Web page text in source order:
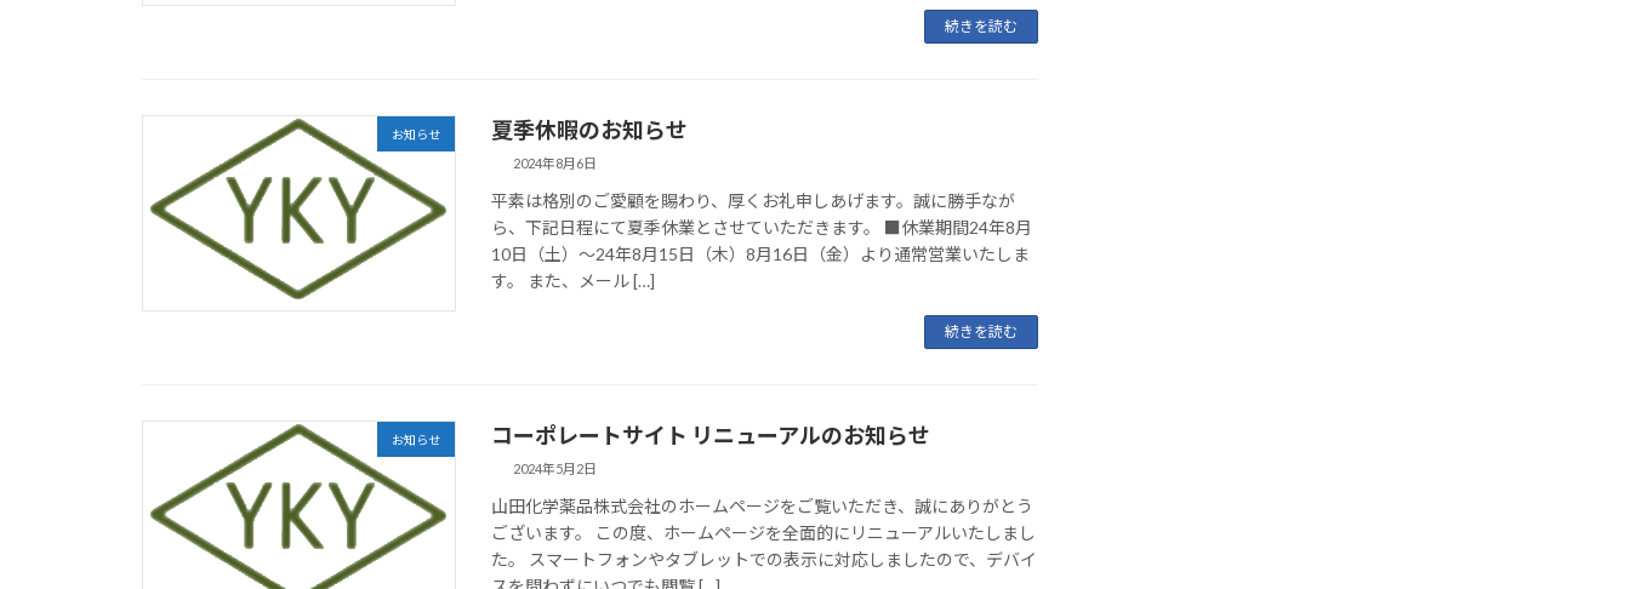
続きを読む
お知らせ 夏季休暇のお知らせ
2024年8月6日
平素は格別のご愛顧を賜わり、厚くお礼申しあげます。誠に勝手なが
ら、下記日程にて夏季休業とさせていただきます。 ■休業期間24年8月
10日（土）～24年8月15日（木）8月16日（金）より通常営業いたしま
す。 また、メール […]
続きを読む
お知らせ コーポレートサイト リニューアルのお知らせ
2024年5月2日
山田化学薬品株式会社のホームページをご覧いただき、誠にありがとう
ございます。 この度、ホームページを全面的にリニューアルいたしまし
た。 スマートフォンやタブレットでの表示に対応しましたので、デバイ